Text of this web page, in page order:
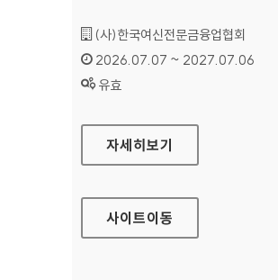
기관명 :
(사)한국여신전문금융업협회
인증기간 :
2026.07.07 ~ 2027.07.06
상태 :
유효
여신금융협회 소비자지원센터
자세히보기
사이트이동